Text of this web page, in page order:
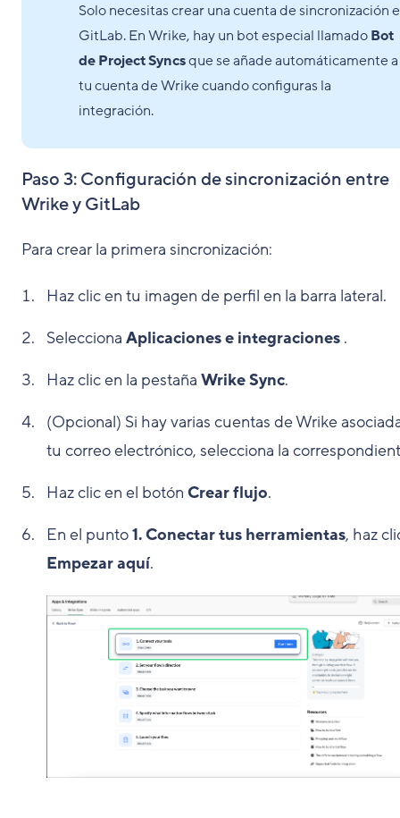
Solo necesitas crear una cuenta de sincronización
GitLab. En Wrike, hay un bot especial llamadoBot
de Project Syncsque se añade automáticamente a
tu cuenta de Wrike cuando configuras la
integración.
Paso 3: Configuración de sincronización entre
Wrike y GitLab
Para crear la primera sincronización:
Haz clic en tu imagen de perfil en la barra lateral.
Selecciona Aplicaciones e integraciones .
Haz clic en la pestaña Wrike Sync.
(Opcional) Si hay varias cuentas de Wrike
tu correo electrónico, selecciona la
Haz clic en el botón Crear flujo.
En el punto1. Conectar tus herramientas, haz
Empezar aquí.